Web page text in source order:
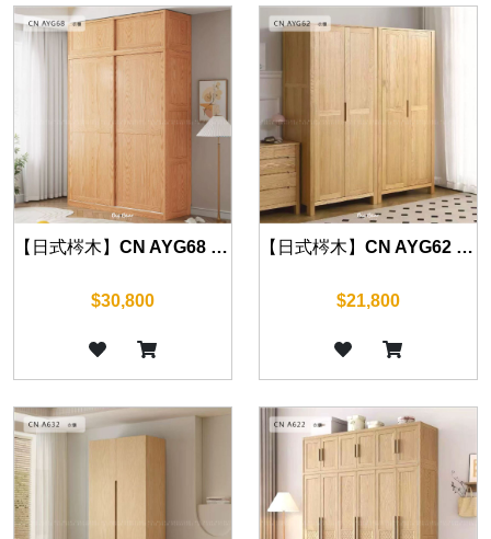
【日式梣木】CN AYG68 衣櫃 (原木色/胡桃色) 140cm/160cm/180cm
$30,800
【日式梣木】CN AYG62 衣櫃 (原木色/胡桃色) 80cm
$21,800